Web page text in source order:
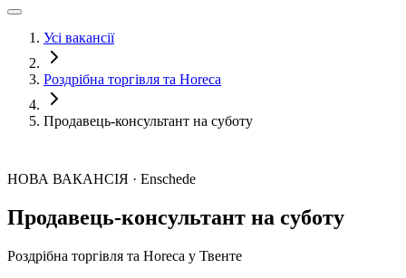
Усі вакансії
Роздрібна торгівля та Horeca
Продавець-консультант на суботу
НОВА ВАКАНСІЯ · Enschede
Продавець-консультант на суботу
Роздрібна торгівля та Horeca у Твенте